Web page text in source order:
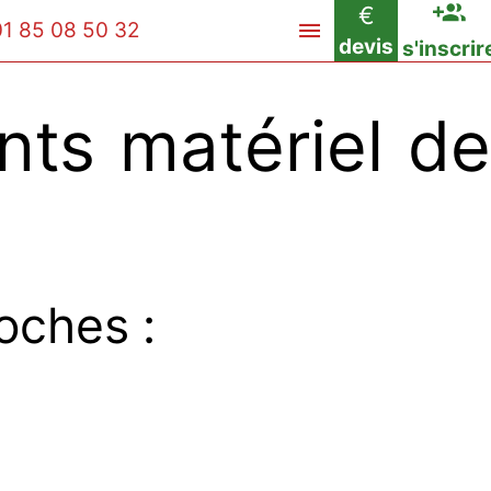
85 08 50 32
€
devis
matériel de
: